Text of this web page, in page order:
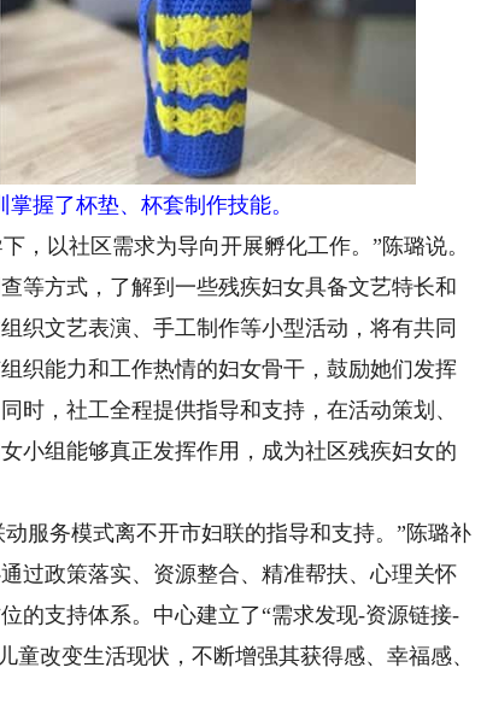
握了杯垫、杯套制作技能。
以社区需求为导向开展孵化工作。”陈璐说。
等方式，了解到一些残疾妇女具备文艺特长和
织文艺表演、手工制作等小型活动，将有共同
织能力和工作热情的妇女骨干，鼓励她们发挥
时，社工全程提供指导和支持，在活动策划、
小组能够真正发挥作用，成为社区残疾妇女的
服务模式离不开市妇联的指导和支持。”陈璐补
过政策落实、资源整合、精准帮扶、心理关怀
的支持体系。中心建立了“需求发现-资源链接-
改变生活现状，不断增强其获得感、幸福感、